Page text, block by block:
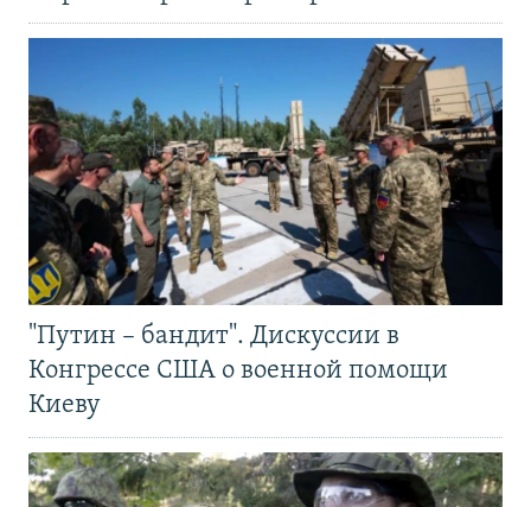
"Путин – бандит". Дискуссии в
Конгрессе США о военной помощи
Киеву